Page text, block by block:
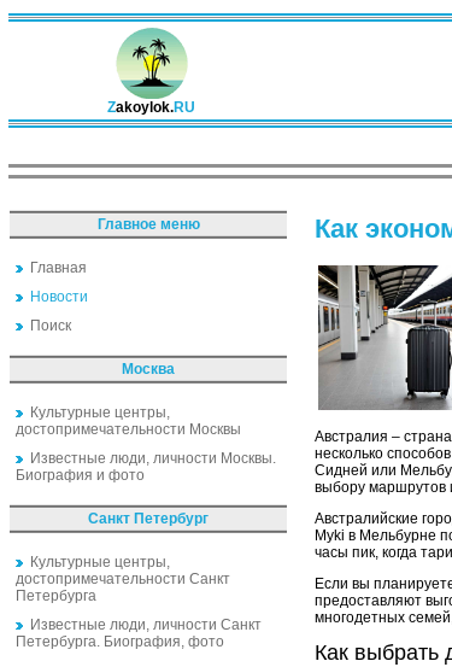
Zakoylok.RU
Главное меню
Главная
Новости
Поиск
Москва
Культурные центры,
достопримечательности Москвы
Известные люди, личности Москвы.
Биография и фото
Санкт Петербург
Культурные центры,
достопримечательности Санкт
Петербурга
Известные люди, личности Санкт
Петербурга. Биография, фото
Как
Австралия –
несколько
Сидней или
выбору маршрутов
Австралийские
Myki в Мельбурне
часы пик, когда
Если вы
предоставляют
многодетных
Как выбрать